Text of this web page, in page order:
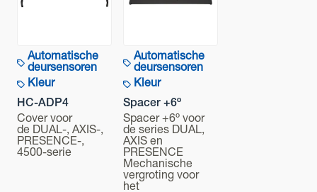
Automatische
deursensoren
Kleur
HC-ADP4
Cover voor
de DUAL-, AXIS-,
PRESENCE-,
4500-serie
Automatische
deursensoren
Kleur
Spacer +6º
Spacer +6º voor
de series DUAL,
AXIS en
PRESENCE
Mechanische
vergroting voor
het